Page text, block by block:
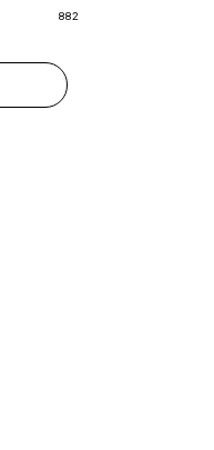
882